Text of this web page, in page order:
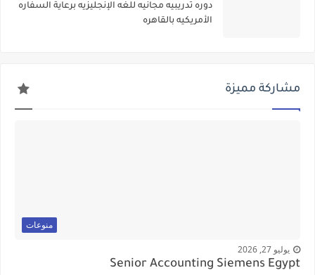
دوره تدريبيه مجانيه للغه الإنجليزيه برعاية السفاره
الأمريكيه بالقاهره
مشاركة مميزة
منوعات
يوليو 27, 2026
Senior Accounting Siemens Egypt